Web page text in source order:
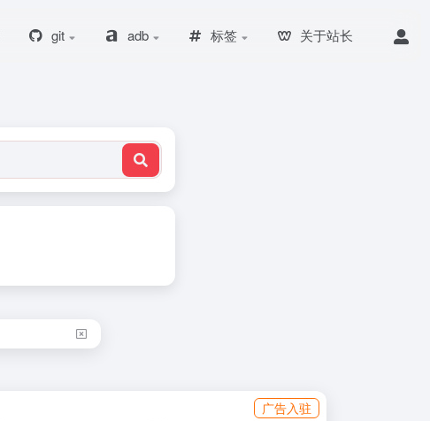
git adb 标签 关于站长
广告入驻